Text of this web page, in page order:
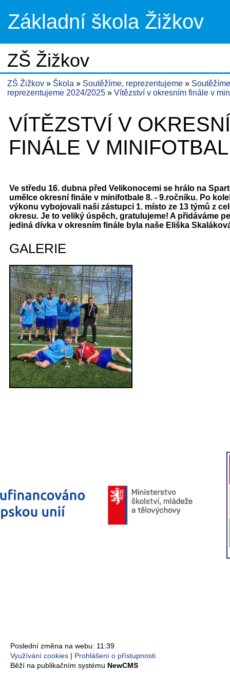
Základní škola Žižkov
ZŠ Žižkov
ZŠ Žižkov Škola Soutěžíme, reprezentujeme
reprezentujeme 2024/2025
Vítězství v okresním finále v
VÍTĚZSTVÍ V
FINÁLE V
Ve středu 16. dubna před Velikonocemi se hrálo na
umělce okresní finále v minifotbale 8. - 9.ročníku. Po
výkonu vybojovali naši zástupci 1. místo ze 13 týmů z
okresu. Je to veliký úspěch, gratulujeme! A přidáváme
jediná dívka v okresním finále byla naše Eliška
GALERIE
Poslední změna na webu: 11:39
Využívání cookies
Prohlášení o přístupnosti
Běží na publikačním systému NewCMS